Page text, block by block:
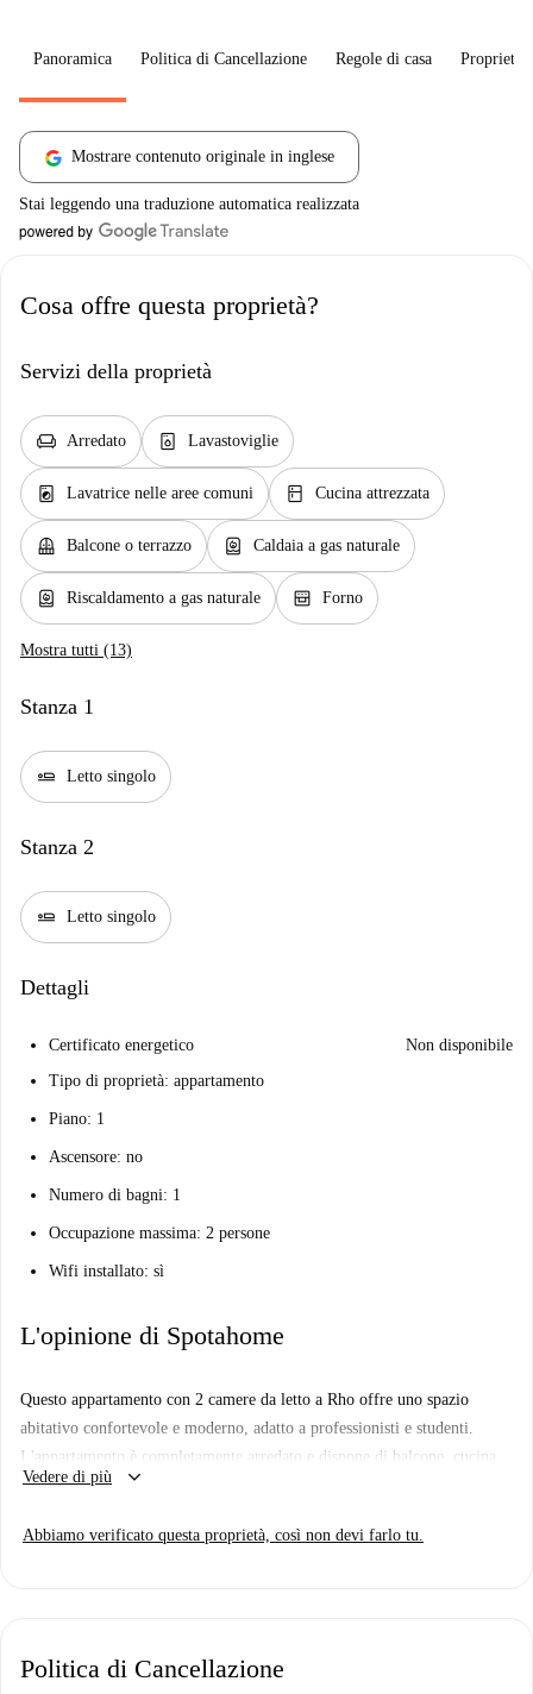
Panoramica Politica di Cancellazione Regole di casa
Mostrare contenuto originale in inglese
Stai leggendo una traduzione automatica realizzata
Cosa offre questa proprietà?
Servizi della proprietà
chair Arredato dishwasher_gen Lavastoviglie
local_laundry_service Lavatrice nelle aree comuni kitchen Cucina attrezzata
balcony Balcone o terrazzo water_heater Caldaia a gas naturale
water_heater Riscaldamento a gas naturale oven_gen Forno
Mostra tutti (13)
Stanza 1
airline_seat_flat Letto singolo
Stanza 2
airline_seat_flat Letto singolo
Dettagli
Certificato energetico
Non disponibile
Tipo di proprietà: appartamento
Piano: 1
Ascensore: no
Numero di bagni: 1
Occupazione massima: 2 persone
Wifi installato: sì
L'opinione di Spotahome
Questo appartamento con 2 camere da letto a Rho offre uno spazio
abitativo confortevole e moderno, adatto a professionisti e studenti.
L'appartamento è completamente arredato e dispone di balcone, cucina
attrezzata con lavastoviglie e forno e servizi igienici in comune. Non è
da Spotahome per la vostra comodità.
ristoranti e i locali nelle immediate vicinanze figurano Bubblelab Rho,
Vedere di più keyboard_arrow_down
Abbiamo verificato questa proprietà, così non devi farlo tu.
Politica di Cancellazione